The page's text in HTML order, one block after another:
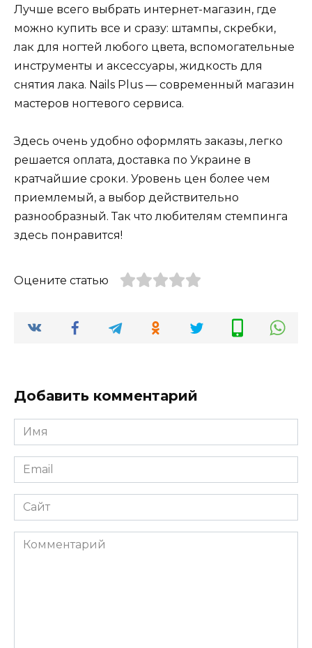
Лучше всего выбрать интернет-магазин, где
можно купить все и сразу: штампы, скребки,
лак для ногтей любого цвета, вспомогательные
инструменты и аксессуары, жидкость для
снятия лака. Nails Plus — современный магазин
мастеров ногтевого сервиса.
Здесь очень удобно оформлять заказы, легко
решается оплата, доставка по Украине в
кратчайшие сроки. Уровень цен более чем
приемлемый, а выбор действительно
разнообразный. Так что любителям стемпинга
здесь понравится!
Оцените статью
Добавить комментарий
Имя
*
Email
*
Сайт
Комментарий